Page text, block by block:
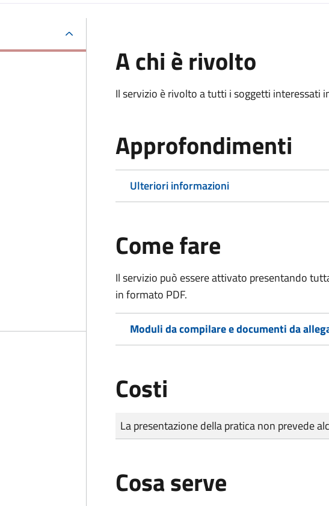
A chi è rivolto
Il servizio è rivolto a tutti i soggetti interessati
Approfondimenti
Ulteriori informazioni
Come fare
Il servizio può essere attivato presentando
in formato PDF.
Moduli da compilare e documenti da
Costi
Tipo di pagamento
Importo
La presentazione della pratica non prevede
Cosa serve